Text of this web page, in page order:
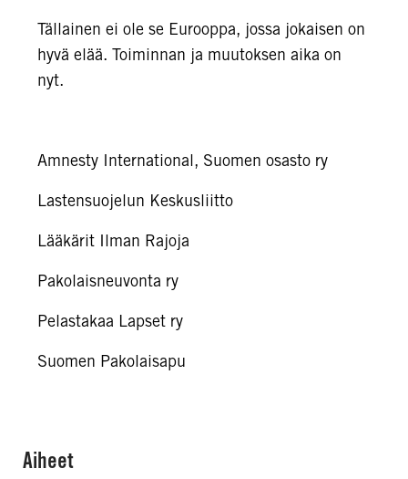
Tällainen ei ole se Eurooppa, jossa jokaisen on
hyvä elää. Toiminnan ja muutoksen aika on
nyt.
Amnesty International, Suomen osasto ry
Lastensuojelun Keskusliitto
Lääkärit Ilman Rajoja
Pakolaisneuvonta ry
Pelastakaa Lapset ry
Suomen Pakolaisapu
Aiheet